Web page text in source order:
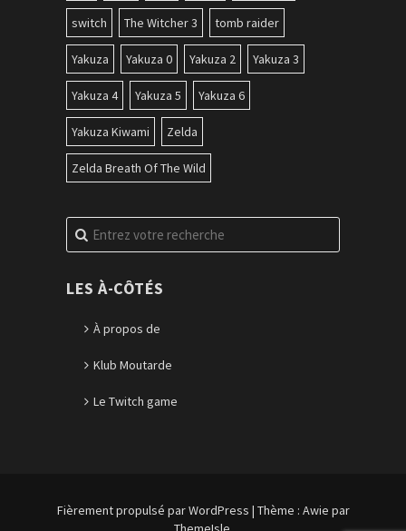
switch The Witcher 3 tomb raider
Yakuza Yakuza 0 Yakuza 2 Yakuza 3
Yakuza 4 Yakuza 5 Yakuza 6
Yakuza Kiwami Zelda
Zelda Breath Of The Wild
Recherche
pour
LES À-CÔTÉS
À propos de
Klub Moutarde
Le Twitch game
Fièrement propulsé par WordPress | Thème : Awie par